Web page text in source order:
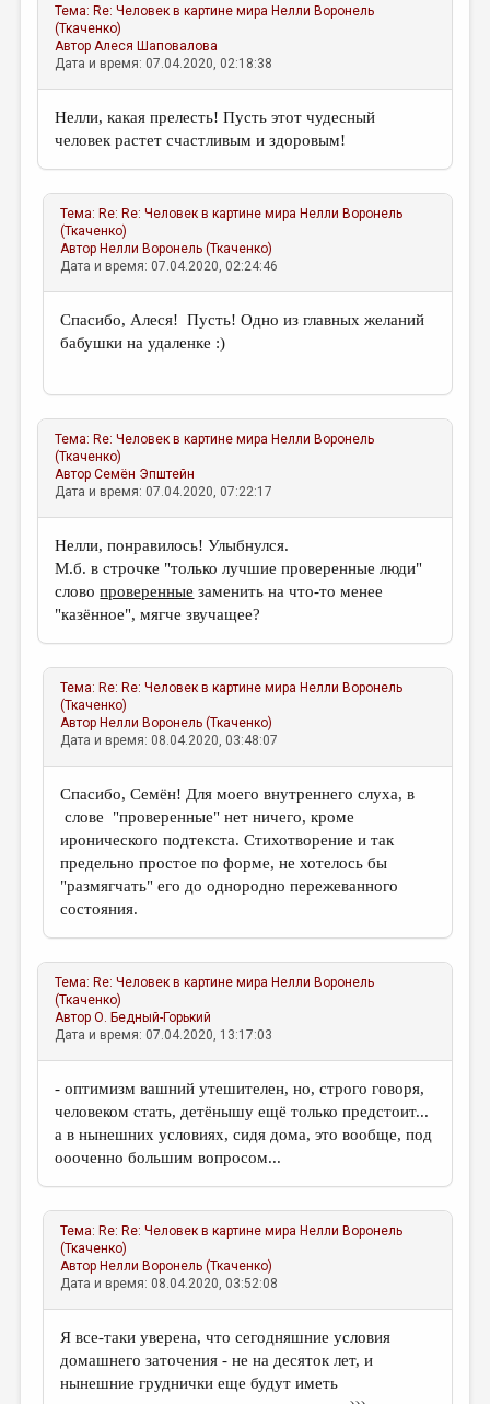
Тема: Re: Человек в картине мира Нелли Воронель
(Ткаченко)
АвторАлеся Шаповалова
Дата и время: 07.04.2020, 02:18:38
Нелли, какая прелесть! Пусть этот чудесный
человек растет счастливым и здоровым!
Тема: Re: Re: Человек в картине мира Нелли Воронель
(Ткаченко)
Автор Нелли Воронель (Ткаченко)
Дата и время: 07.04.2020, 02:24:46
Спасибо, Алеся! Пусть! Одно из главных желаний
бабушки на удаленке :)
Тема: Re: Человек в картине мира Нелли Воронель
(Ткаченко)
АвторСемён Эпштейн
Дата и время: 07.04.2020, 07:22:17
Нелли, понравилось! Улыбнулся.
М.б. в строчке "только лучшие проверенные люди"
словопроверенные заменить на что-то менее
"казённое", мягче звучащее?
Тема: Re: Re: Человек в картине мира Нелли Воронель
(Ткаченко)
Автор Нелли Воронель (Ткаченко)
Дата и время: 08.04.2020, 03:48:07
Спасибо, Семён! Для моего внутреннего слуха, в
слове "проверенные" нет ничего, кроме
иронического подтекста. Стихотворение и так
предельно простое по форме, не хотелось бы
"размягчать" его до однородно пережеванного
состояния.
Тема: Re: Человек в картине мира Нелли Воронель
(Ткаченко)
АвторО. Бедный-Горький
Дата и время: 07.04.2020, 13:17:03
- оптимизм вашний утешителен, но, строго говоря,
человеком стать, детёнышу ещё только предстоит...
а в нынешних условиях, сидя дома, это вообще, под
оооченно большим вопросом...
Тема: Re: Re: Человек в картине мира Нелли Воронель
(Ткаченко)
Автор Нелли Воронель (Ткаченко)
Дата и время: 08.04.2020, 03:52:08
Я все-таки уверена, что сегодняшние условия
домашнего заточения - не на десяток лет, и
нынешние груднички еще будут иметь